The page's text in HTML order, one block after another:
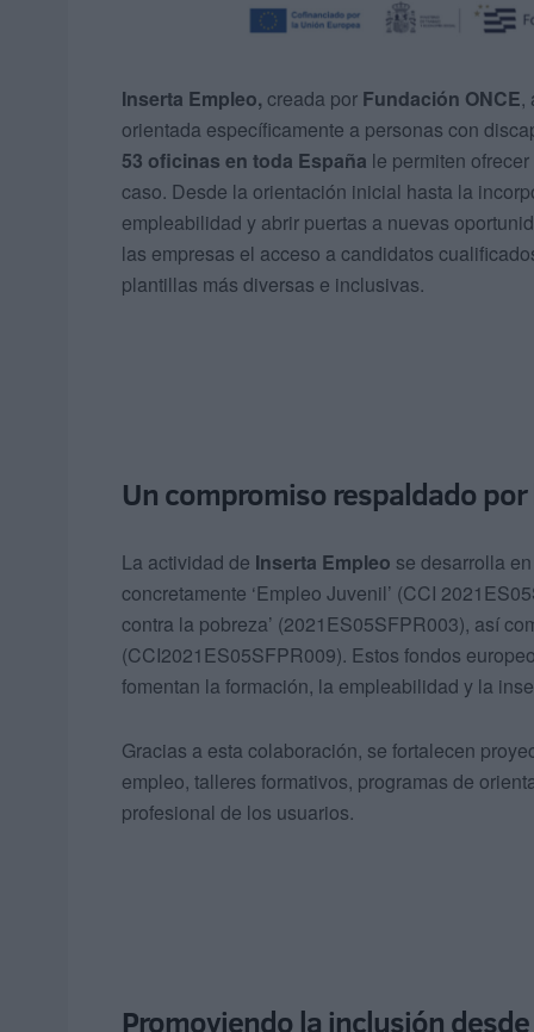
Inserta Empleo, creada por Fundación ONCE,
orientada específicamente a personas con
53 oficinas en toda España le permiten
caso. Desde la orientación inicial hasta la
empleabilidad y abrir puertas a nuevas
las empresas el acceso a candidatos
plantillas más diversas e inclusivas.
Un compromiso respaldado
La actividad de Inserta Empleo se desarrolla
concretamente ‘Empleo Juvenil’ (CCI
contra la pobreza’ (2021ES05SFPR003), así
(CCI2021ES05SFPR009). Estos fondos
fomentan la formación, la empleabilidad y la
Gracias a esta colaboración, se fortalecen
empleo, talleres formativos, programas de
profesional de los usuarios.
Promoviendo la inclusión